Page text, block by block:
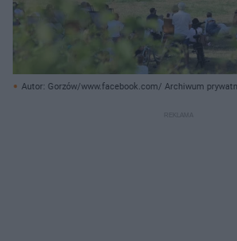
Autor: Gorzów/www.facebook.com/ Archiwum